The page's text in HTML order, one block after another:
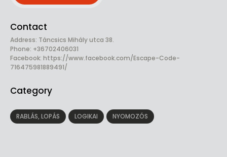
Contact
Address: Táncsics Mihály utca 38.
Phone: +36702406031
Facebook: https://www.facebook.com/Escape-Code-
716475981889491/
Category
RABLÁS, LOPÁS LOGIKAI NYOMOZÓS